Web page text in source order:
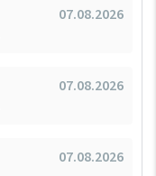
07.08.2026
07.08.2026
07.08.2026